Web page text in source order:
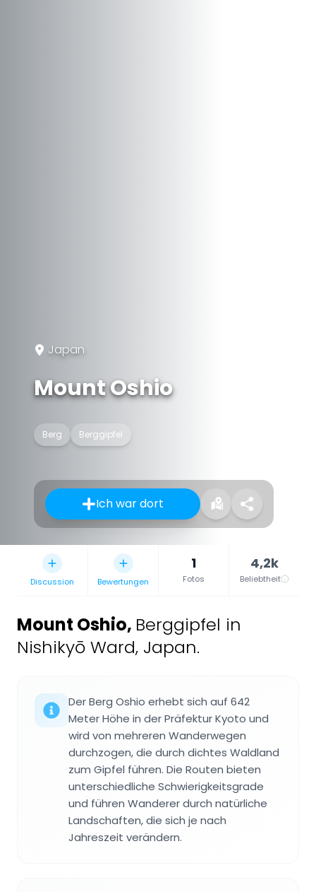
Japan
Mount Oshio
Berg Berggipfel
Ich war dort
Discussion Bewertungen
1
Fotos
4,2k
Beliebtheit
Mount Oshio, Berggipfel in
Nishikyō Ward, Japan.
Der Berg Oshio erhebt sich auf 642
Meter Höhe in der Präfektur Kyoto und
wird von mehreren Wanderwegen
durchzogen, die durch dichtes Waldland
zum Gipfel führen. Die Routen bieten
unterschiedliche Schwierigkeitsgrade
und führen Wanderer durch natürliche
Landschaften, die sich je nach
Jahreszeit verändern.